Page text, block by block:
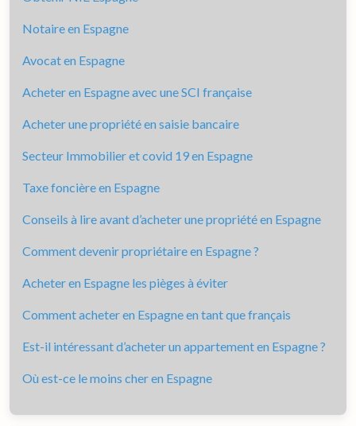
Notaire en Espagne
Avocat en Espagne
Acheter en Espagne avec une SCI française
Acheter une propriété en saisie bancaire
Secteur Immobilier et covid 19 en Espagne
Taxe foncière en Espagne
Conseils à lire avant d’acheter une propriété en Espagne
Comment devenir propriétaire en Espagne ?
Acheter en Espagne les pièges à éviter
Comment acheter en Espagne en tant que français
Est-il intéressant d’acheter un appartement en Espagne ?
Où est-ce le moins cher en Espagne